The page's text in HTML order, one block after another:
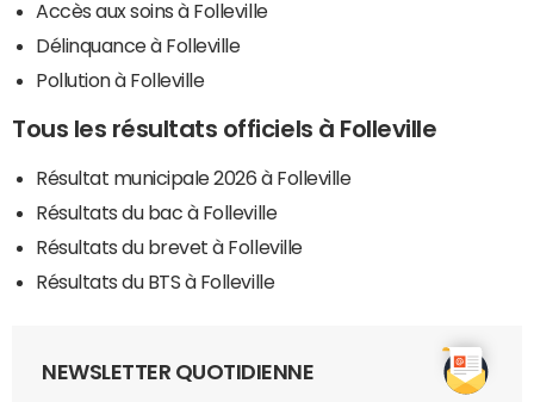
Accès aux soins à Folleville
Délinquance à Folleville
Pollution à Folleville
Tous les résultats officiels à Folleville
Résultat municipale 2026 à Folleville
Résultats du bac à Folleville
Résultats du brevet à Folleville
Résultats du BTS à Folleville
NEWSLETTER QUOTIDIENNE